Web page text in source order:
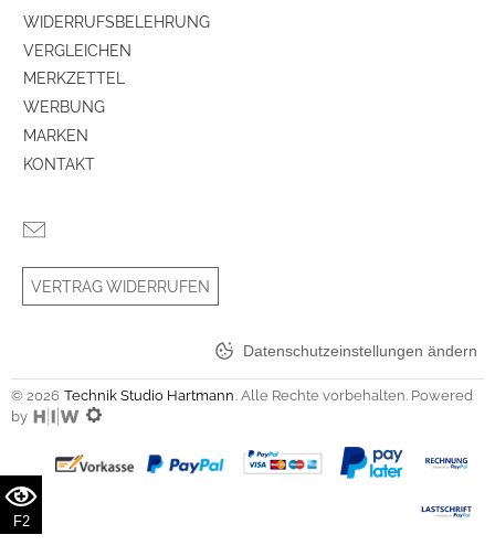
F2
WIDERRUFSBELEHRUNG
VERGLEICHEN
MERKZETTEL
WERBUNG
MARKEN
KONTAKT
VERTRAG WIDERRUFEN
Datenschutzeinstellungen ändern
© 2026 Technik Studio Hartmann . Alle Rechte vorbehalten. Powered
by